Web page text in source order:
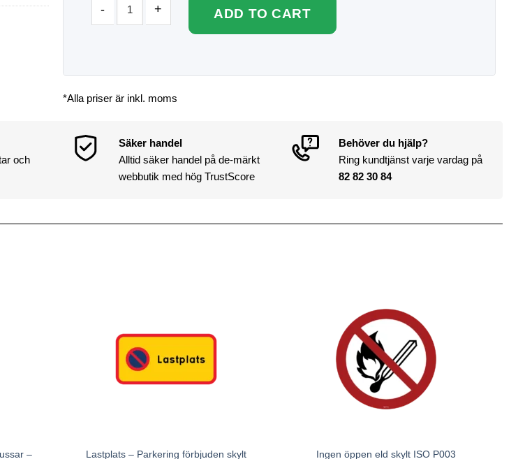
ADD TO CART
*Alla priser är inkl. moms
och
Säker handel
Alltid säker handel på de-märkt
webbutik med hög TrustScore
Behöver du hjälp?
Ring kundtjänst varje vardag på
82 82 30 84
–
Lastplats – Parkering förbjuden skylt Ingen öppen eld skylt ISO P003